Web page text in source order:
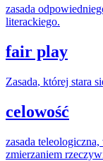
zasada
literackiego.
fair play
Zasada, której stara
celowość
zasada teleologiczna,
zmierzaniem